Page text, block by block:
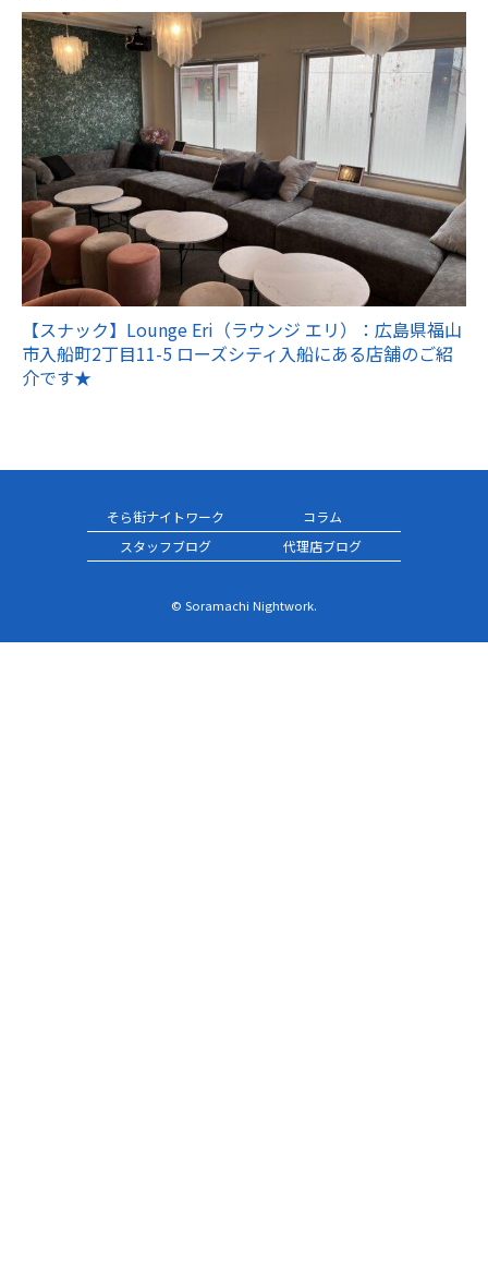
【スナック】Lounge Eri（ラウンジ エリ）：広島県福山
市入船町2丁目11-5 ローズシティ入船にある店舗のご紹
介です★
そら街ナイトワーク
コラム
スタッフブログ
代理店ブログ
© Soramachi Nightwork.